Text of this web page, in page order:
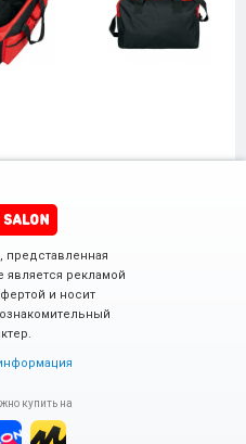
представленная
является рекламой
и носит
купить на